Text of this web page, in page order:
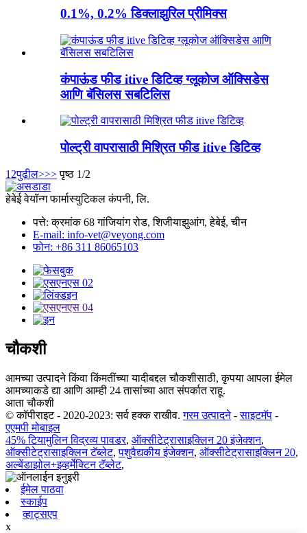
0.1%, 0.2% डिक्लाझुरिल प्रीमिक्स
कंपाऊंड फीड itive डिटिव्ह ग्लूकोज ऑक्सिडेस
आणि बॅसिलस सबटिलिस
पोल्ट्री वापरासाठी मिश्रित फीड itive डिटिव्ह
1 2पुढील>>> पृष्ठ 1/2
हेबेई वेयॉन्ग फार्मास्युटिकल कंपनी, लि.
पत्ते: क्रमांक 68 गांजियांग रोड, शिजीयाझुआंग, हेबेई, चीन
E-mail: info-vet@veyong.com
फोन: +86 311 86065103
चौकशी
आमच्या उत्पादने किंवा किंमतींच्या यादीबद्दल चौकशीसाठी, कृपया आपला ईमेल
आमच्याकडे द्या आणि आम्ही 24 तासांच्या आत संपर्कात राहू.
आता चौकशी
© कॉपीराइट - 2020-2023: सर्व हक्क राखीव. गरम उत्पादने-साइटमॅप -
एएमपी मोबाइल
45% टियामुलिन विद्रव्य पावडर, ऑक्सीटेट्रासाइक्लिन 20 इंजेक्शन,
ऑक्सीटेट्रासाइक्लिन टॅब्लेट,पशुवैद्यकीय इंजेक्शन, ऑक्सीटेट्रासाइक्लिन 20,
अल्बेंडाझोल+इव्हर्मेक्टिन टॅब्लेट,
ईमेल पाठवा
स्काईप
व्हाट्सएप
x